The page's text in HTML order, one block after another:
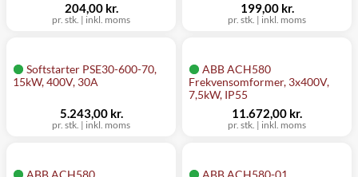
pr. stk. | inkl. moms
204,00 kr.
pr. stk. | inkl. moms
199,00 kr.
Softstarter PSE30-600-70,
15kW, 400V, 30A
pr. stk. | inkl. moms
5.243,00 kr.
ABB ACH580
Frekvensomformer, 3x400V,
7,5kW, IP55
pr. stk. | inkl. moms
11.672,00 kr.
ABB ACH580
ABB ACH580-01